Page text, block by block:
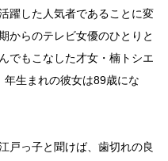
躍した人気者であることに変
からのテレビ女優のひとりと
でもこなした才女・楠トシエ
生まれの彼女は89歳にな
戸っ子と聞けば、歯切れの良